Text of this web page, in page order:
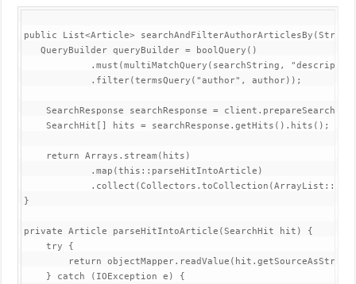
public List<Article>
   QueryBuilder queryBuilder = boolQuery()
.must(multiMatchQuery(searchString,
            .filter(termsQuery("author", author));
SearchResponse searchResponse =
    SearchHit[] hits = searchResponse.getHits().hits();
    return Arrays.stream(hits)
            .map(this::parseHitIntoArticle)
}
private Article parseHitIntoArticle(SearchHit hit) {
    try {
return
    } catch (IOException e) {